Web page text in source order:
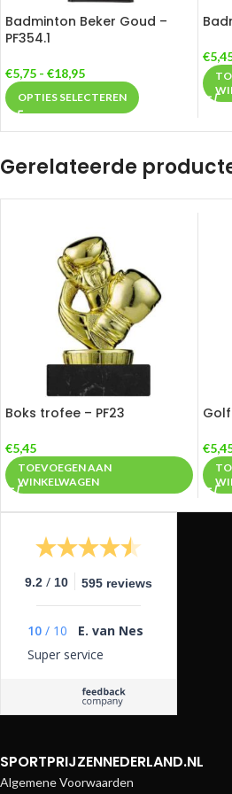
Badminton Beker Goud –
PF354.1
€5,75 - €18,95
OPTIES SELECTEREN
€
Gerelateerde
Boks trofee – PF23
€5,45
TOEVOEGEN AAN
WINKELWAGEN
€
9.2 / 10 595 reviews
10 / 10
E. van Nes
Super service
SPORTPRIJZENNEDERLAND.NL
Algemene Voorwaarden